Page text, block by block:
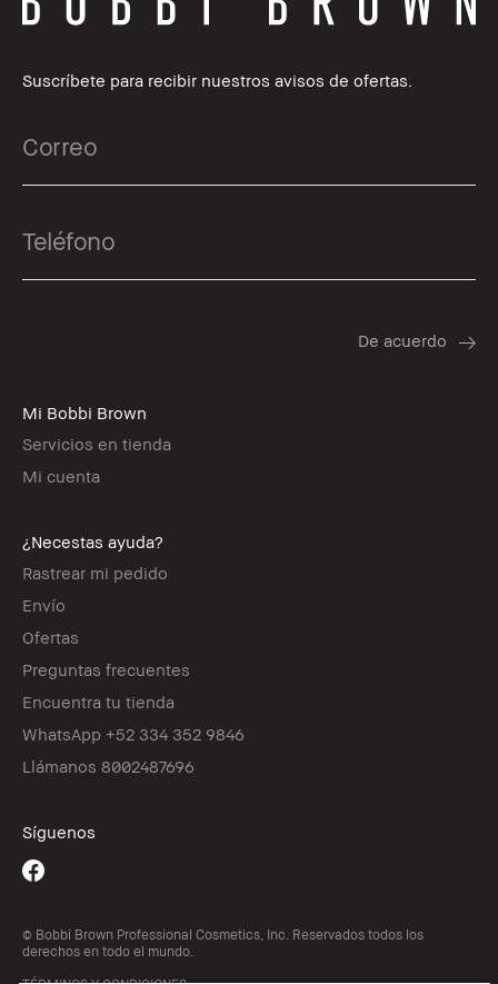
Suscríbete para recibir nuestros avisos de ofertas.
Mi Bobbi Brown
Servicios en tienda
Mi cuenta
¿Necestas ayuda?
Rastrear mi pedido
Envío
Ofertas
Preguntas frecuentes
Encuentra tu tienda
WhatsApp +52 334 352 9846
Llámanos 8002487696
Síguenos
© Bobbi Brown Professional Cosmetics, Inc. Reservados todos los
derechos en todo el mundo.